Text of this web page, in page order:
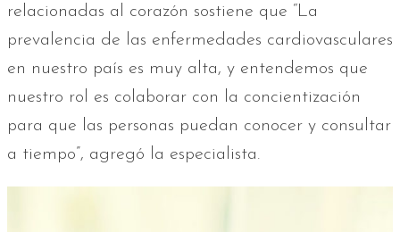
relacionadas al corazón sostiene que “La
prevalencia de las enfermedades cardiovasculares
en nuestro país es muy alta, y entendemos que
nuestro rol es colaborar con la concientización
para que las personas puedan conocer y consultar
a tiempo”, agregó la especialista.